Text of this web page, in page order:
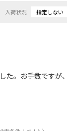
入荷状況 指定しない
た。お手数ですが